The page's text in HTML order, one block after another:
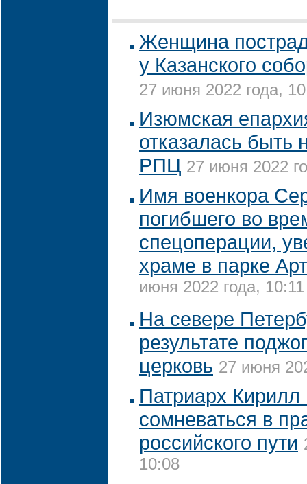
Женщина
у Казанского
27 июня 2022 года,
Изюмская
отказалась быть
РПЦ 27 июня 2022
Имя военкора
погибшего во
спецоперации,
храме в парке
июня 2022 года, 10:11
На севере
результате
церковь 27 июня
Патриарх Кирилл
сомневаться в
российского пути
10:08